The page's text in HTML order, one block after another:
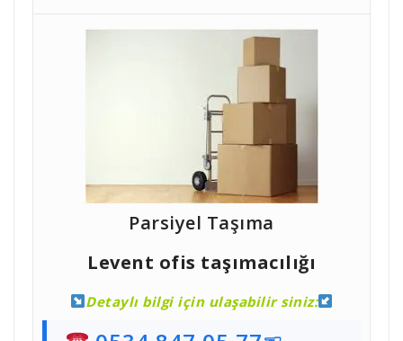
Parsiyel Taşıma
Levent ofis taşımacılığı
Detaylı bilgi için ulaşabilir siniz: